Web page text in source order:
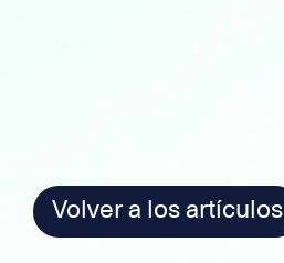
Volver a los artículos